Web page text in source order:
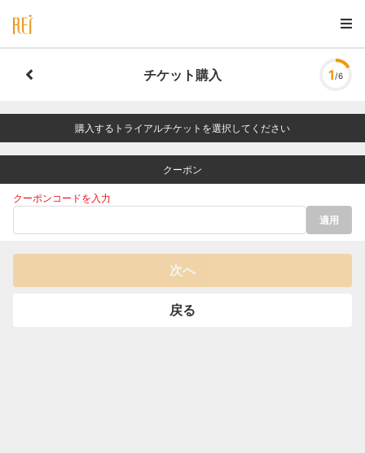
チケット購入 1 /6
購入するトライアルチケットを選択してください
クーポン
クーポンコードを入力
適用
次へ
戻る